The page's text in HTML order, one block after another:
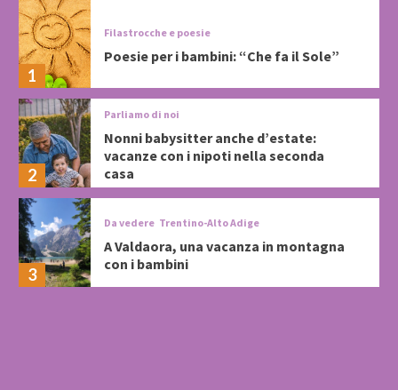
1
Filastrocche e poesie
Poesie per i bambini: “Che fa il Sole”
2
Parliamo di noi
Nonni babysitter anche d’estate:
vacanze con i nipoti nella seconda
casa
3
Da vedere Trentino-Alto Adige
A Valdaora, una vacanza in montagna
con i bambini